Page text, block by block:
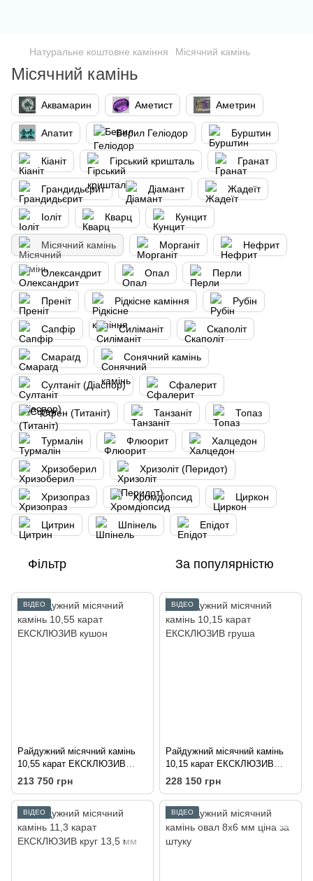
Натуральне коштовне каміння Місячний камінь
Місячний камінь
Аквамарин Аметист Аметрин
Апатит Берил Геліодор Бурштин
Кіаніт Гірський кришталь Гранат
Грандидьєрит Діамант Жадеїт
Іоліт Кварц Кунцит
Місячний камінь Морганіт Нефрит
Олександрит Опал Перли
Преніт Рідкісне каміння Рубін
Сапфір Силіманіт Скаполіт
Смарагд Сонячний камінь
Султаніт (Діаспор) Сфалерит
Сфен (Титаніт) Танзаніт Топаз
Турмалін Флюорит Халцедон
Хризоберил Хризоліт (Перидот)
Хризопраз Хромдіопсид Циркон
Цитрин Шпінель Епідот
Фільтр За популярністю
ВІДЕО
Райдужний місячний камінь
10,55 карат ЕКСКЛЮЗИВ
кушон
213 750 грн
ВІДЕО
Райдужний місячний камінь
10,15 карат ЕКСКЛЮЗИВ
груша
228 150 грн
ВІДЕО ВІДЕО